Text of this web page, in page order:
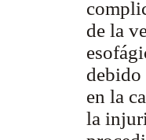
de la
debido
en la
la